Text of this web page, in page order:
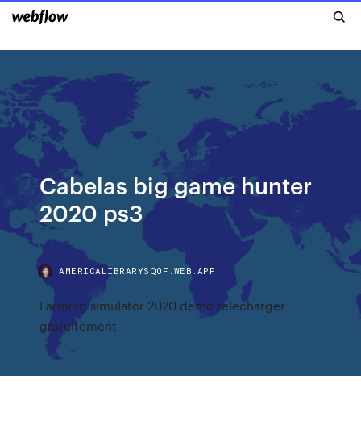
Cabelas big game hunter
2020 ps3
AMERICALIBRARYSQOF.WEB.APP
Farming simulator 2020 demo telecharger
gratuitement